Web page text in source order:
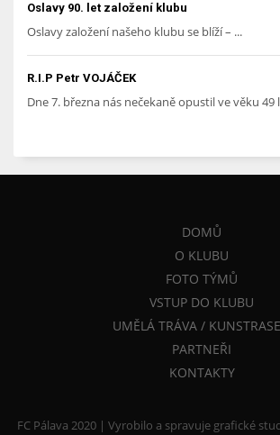
Oslavy 90. let založení klubu
Oslavy založení našeho klubu se blíží – ...
R.I.P Petr VOJÁČEK
Dne 7. března nás nečekaně opustil ve věku 49
DOMŮ
O KLUBU
FOTO TÝMŮ
VSTUP DO KLUBU
UMĚLÁ TRÁVA /
PARTNEŘI
KONTAKTY
FC Pálava 2020 | Vyrobilo a spravuje grafické